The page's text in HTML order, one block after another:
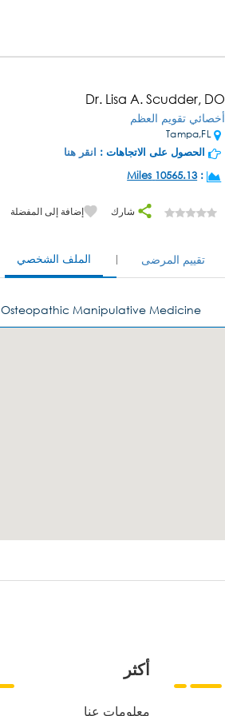
Dr. Lisa A. Scudder, DO
أخصائي تقويم العظم
Tampa,FL
الحصول على الاتجاهات : انقر هنا
:
10565.13 Miles
شارك إضافة إلى المفضلة
الملف الشخصي تقييم المرضى
Osteopathic Manipulative Medicine
أكثر
معلومات عنا